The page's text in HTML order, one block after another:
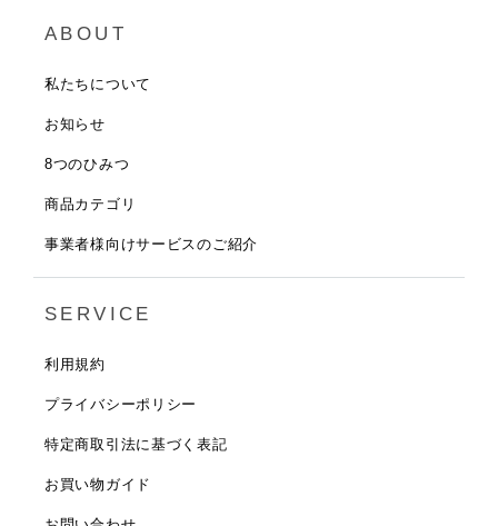
ABOUT
私たちについて
お知らせ
8つのひみつ
商品カテゴリ
事業者様向けサービスのご紹介
SERVICE
利用規約
プライバシーポリシー
特定商取引法に基づく表記
お買い物ガイド